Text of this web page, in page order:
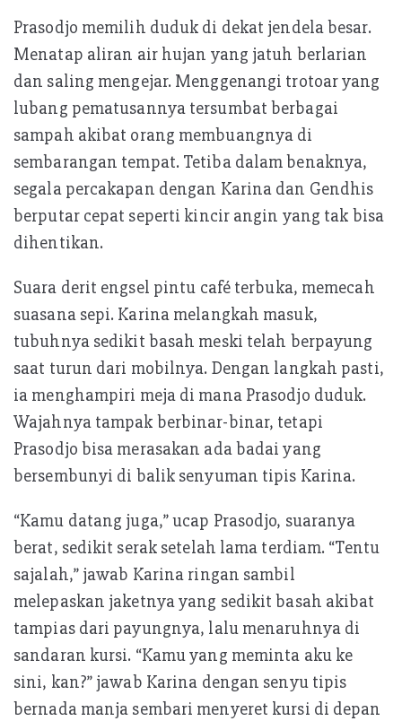
Prasodjo memilih duduk di dekat jendela besar.
Menatap aliran air hujan yang jatuh berlarian
dan saling mengejar. Menggenangi trotoar yang
lubang pematusannya tersumbat berbagai
sampah akibat orang membuangnya di
sembarangan tempat. Tetiba dalam benaknya,
segala percakapan dengan Karina dan Gendhis
berputar cepat seperti kincir angin yang tak bisa
dihentikan.
Suara derit engsel pintu café terbuka, memecah
suasana sepi. Karina melangkah masuk,
tubuhnya sedikit basah meski telah berpayung
saat turun dari mobilnya. Dengan langkah pasti,
ia menghampiri meja di mana Prasodjo duduk.
Wajahnya tampak berbinar-binar, tetapi
Prasodjo bisa merasakan ada badai yang
bersembunyi di balik senyuman tipis Karina.
“Kamu datang juga,” ucap Prasodjo, suaranya
berat, sedikit serak setelah lama terdiam. “Tentu
sajalah,” jawab Karina ringan sambil
melepaskan jaketnya yang sedikit basah akibat
tampias dari payungnya, lalu menaruhnya di
sandaran kursi. “Kamu yang meminta aku ke
sini, kan?” jawab Karina dengan senyu tipis
bernada manja sembari menyeret kursi di depan